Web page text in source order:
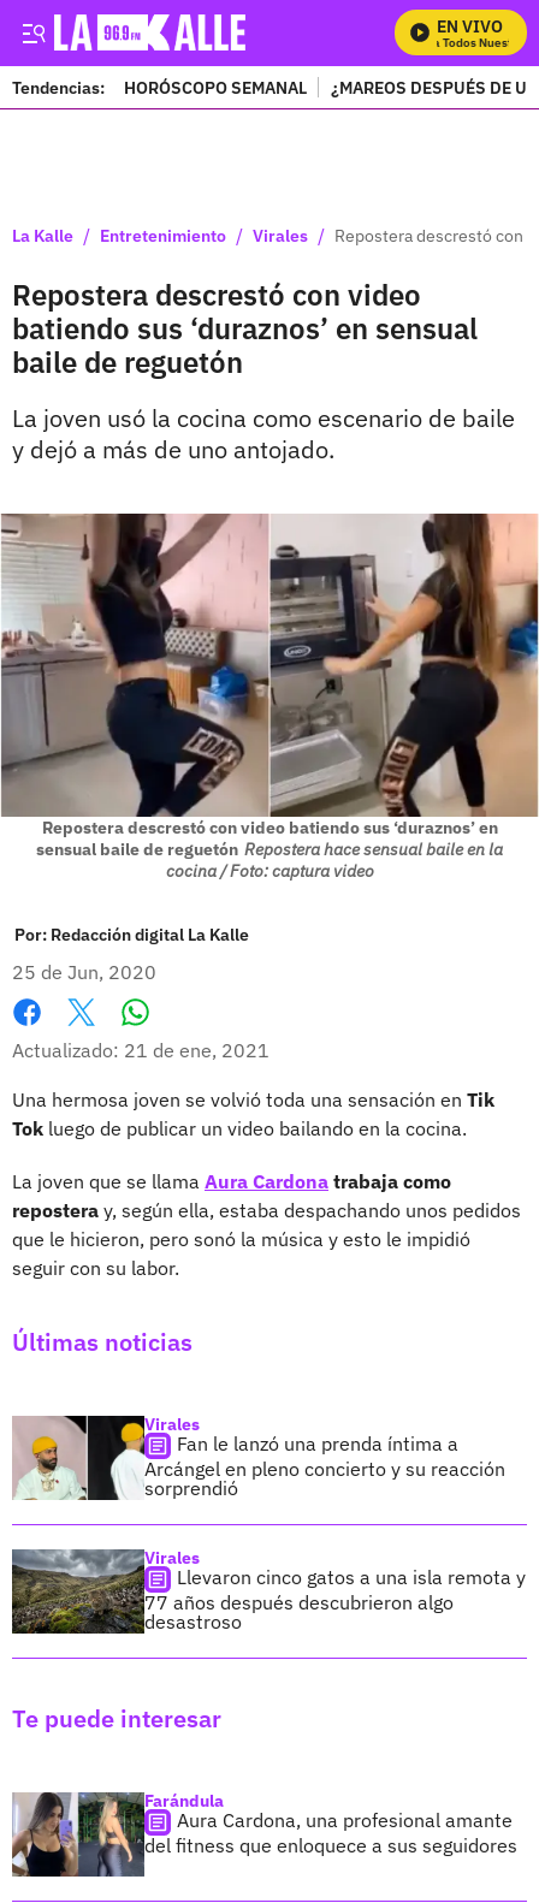
EN VIVO
Mira Todos Nuestros
Tendencias: HORÓSCOPO SEMANAL ¿MAREOS DESPUÉS DE
La Kalle / Entretenimiento / Virales / Repostera descrestó con
Repostera descrestó con video
batiendo sus ‘duraznos’ en sensual
baile de reguetón
La joven usó la cocina como escenario de baile
y dejó a más de uno antojado.
Repostera descrestó con video batiendo sus ‘duraznos’ en
sensual baile de reguetón Repostera hace sensual baile en la
cocina / Foto: captura video
Por: Redacción digital La Kalle
25 de Jun, 2020
Facebook
X
Actualizado: 21 de ene, 2021
Una hermosa joven se volvió toda una sensación en Tik
Tok luego de publicar un video bailando en la cocina.
La joven que se llama Aura Cardona trabaja como
repostera y, según ella, estaba despachando unos pedidos
que le hicieron, pero sonó la música y esto le impidió
seguir con su labor.
Últimas noticias
Virales
Fan le lanzó una prenda íntima a
Arcángel en pleno concierto y su reacción
sorprendió
Virales
Llevaron cinco gatos a una isla remota y
77 años después descubrieron algo
desastroso
Te puede interesar
Farándula
Aura Cardona, una profesional amante
del fitness que enloquece a sus seguidores